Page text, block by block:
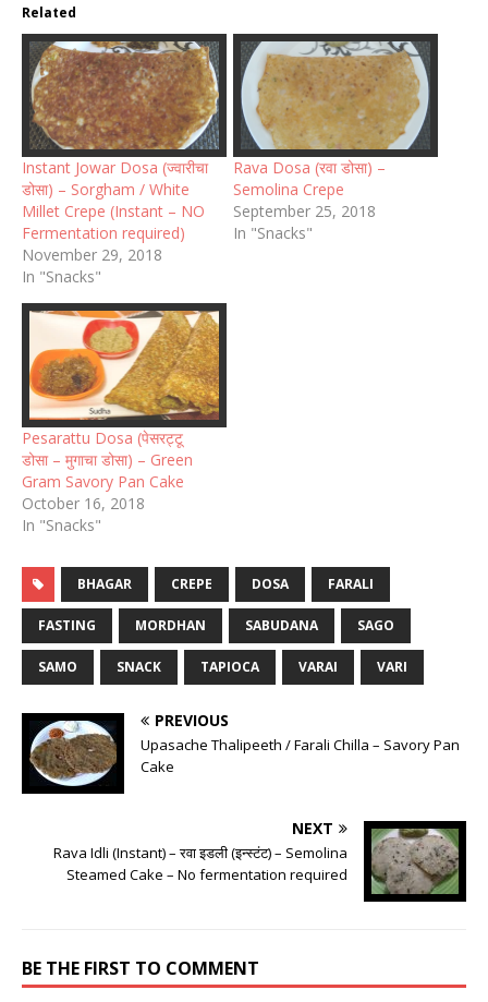
Related
Instant Jowar Dosa (ज्वारीचा
डोसा) – Sorgham / White
Millet Crepe (Instant – NO
Fermentation required)
November 29, 2018
In "Snacks"
Rava Dosa (रवा डोसा) –
Semolina Crepe
September 25, 2018
In "Snacks"
Pesarattu Dosa (पेसरट्टू
डोसा – मुगाचा डोसा) – Green
Gram Savory Pan Cake
October 16, 2018
In "Snacks"
BHAGAR CREPE DOSA FARALI
FASTING MORDHAN SABUDANA SAGO
SAMO SNACK TAPIOCA VARAI VARI
PREVIOUS
Upasache Thalipeeth / Farali Chilla – Savory Pan
Cake
NEXT
Rava Idli (Instant) – रवा इडली (इन्स्टंट) – Semolina
Steamed Cake – No fermentation required
BE THE FIRST TO COMMENT